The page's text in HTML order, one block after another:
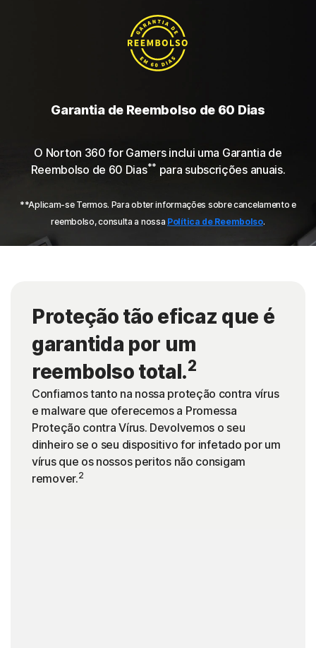
Garantia de Reembolso de 60 Dias
O Norton 360 for Gamers inclui uma Garantia de
Reembolso de 60 Dias** para subscrições anuais.
**Aplicam-se Termos. Para obter informações sobre cancelamento e
reembolso, consulta a nossa Política de Reembolso.
Proteção tão eficaz que é
garantida por um
reembolso total.2
Confiamos tanto na nossa proteção contra vírus
e malware que oferecemos a Promessa
Proteção contra Vírus. Devolvemos o seu
dinheiro se o seu dispositivo for infetado por um
vírus que os nossos peritos não consigam
remover.2